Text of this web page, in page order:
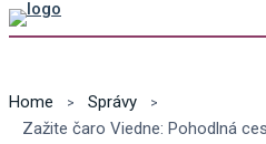
Home
Správy